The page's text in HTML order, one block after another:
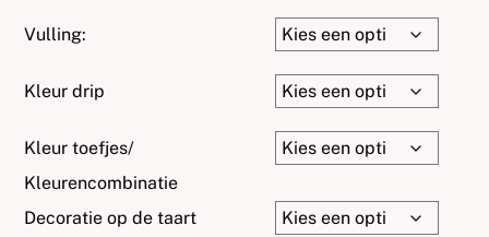
Vulling:
Kleur drip
Kleur toefjes/
Kleurencombinatie
Decoratie op de taart